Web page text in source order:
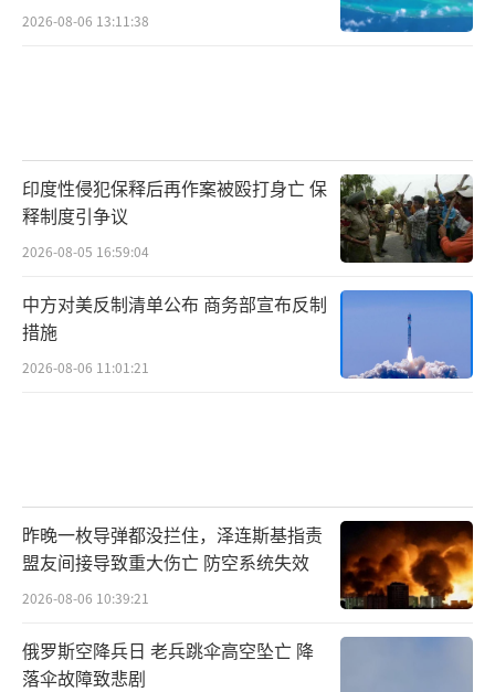
2026-08-06 13:11:38
印度性侵犯保释后再作案被殴打身亡 保
释制度引争议
2026-08-05 16:59:04
中方对美反制清单公布 商务部宣布反制
措施
2026-08-06 11:01:21
昨晚一枚导弹都没拦住，泽连斯基指责
盟友间接导致重大伤亡 防空系统失效
2026-08-06 10:39:21
俄罗斯空降兵日 老兵跳伞高空坠亡 降
落伞故障致悲剧